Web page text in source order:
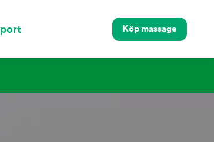
Köp massage